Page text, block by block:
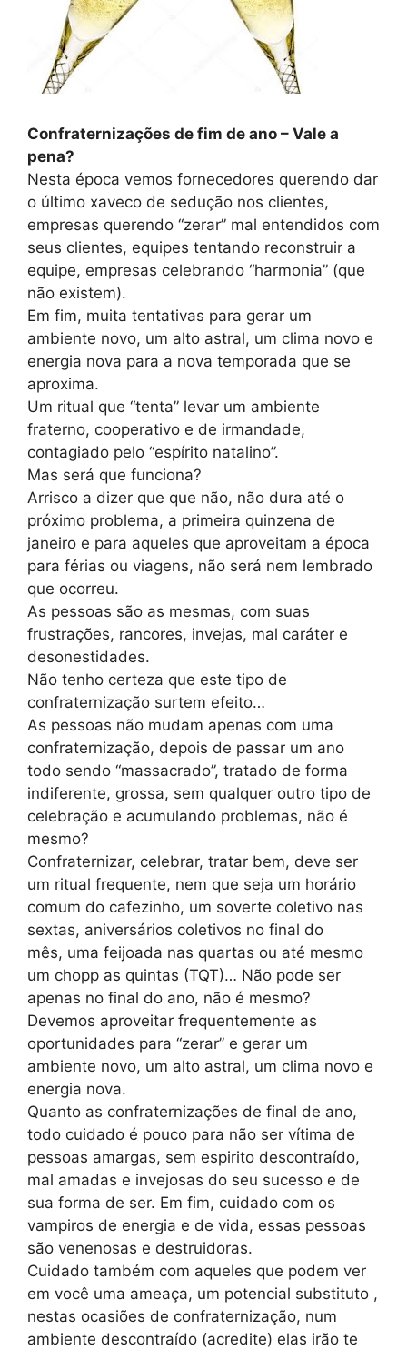
Confraternizações de fim de ano – Vale a
pena?
Nesta época vemos fornecedores querendo dar
o último xaveco de sedução nos clientes,
empresas querendo “zerar” mal entendidos com
seus clientes, equipes tentando reconstruir a
equipe, empresas celebrando “harmonia” (que
não existem).
Em fim, muita tentativas para gerar um
ambiente novo, um alto astral, um clima novo e
energia nova para a nova temporada que se
aproxima.
Um ritual que “tenta” levar um ambiente
fraterno, cooperativo e de irmandade,
contagiado pelo “espírito natalino”.
Mas será que funciona?
Arrisco a dizer que que não, não dura até o
próximo problema, a primeira quinzena de
janeiro e para aqueles que aproveitam a época
para férias ou viagens, não será nem lembrado
que ocorreu.
As pessoas são as mesmas, com suas
frustrações, rancores, invejas, mal caráter e
desonestidades.
Não tenho certeza que este tipo de
confraternização surtem efeito…
As pessoas não mudam apenas com uma
confraternização, depois de passar um ano
todo sendo “massacrado”, tratado de forma
indiferente, grossa, sem qualquer outro tipo de
celebração e acumulando problemas, não é
mesmo?
Confraternizar, celebrar, tratar bem, deve ser
um ritual frequente, nem que seja um horário
comum do cafezinho, um soverte coletivo nas
sextas, aniversários coletivos no final do
mês, uma feijoada nas quartas ou até mesmo
um chopp as quintas (TQT)… Não pode ser
apenas no final do ano, não é mesmo?
Devemos aproveitar frequentemente as
oportunidades para “zerar” e gerar um
ambiente novo, um alto astral, um clima novo e
energia nova.
Quanto as confraternizações de final de ano,
todo cuidado é pouco para não ser vítima de
pessoas amargas, sem espirito descontraído,
mal amadas e invejosas do seu sucesso e de
sua forma de ser. Em fim, cuidado com os
vampiros de energia e de vida, essas pessoas
são venenosas e destruidoras.
Cuidado também com aqueles que podem ver
em você uma ameaça, um potencial substituto ,
nestas ocasiões de confraternização, num
ambiente descontraído (acredite) elas irão te